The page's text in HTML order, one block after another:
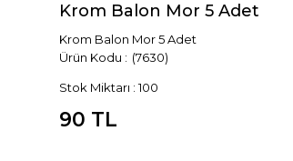
Krom Balon Mor 5 Adet
Krom Balon Mor 5 Adet
(7630)
Stok Miktarı : 100
90 TL